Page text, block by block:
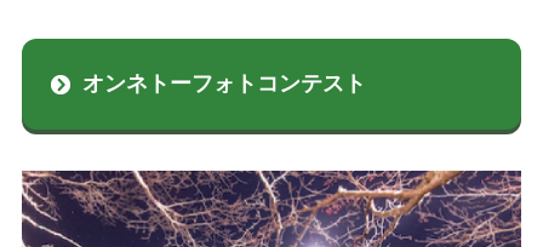
オンネトーフォトコンテスト